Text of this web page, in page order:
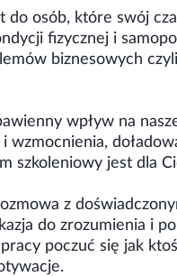
osób, które swój
fizycznej i
biznesowych
wpływ na
wzmocnienia,
szkoleniowy jest dla
z
do zrozumienia i
poczuć się jak